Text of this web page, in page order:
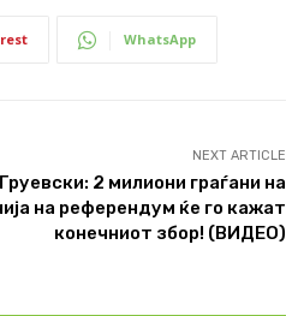
WhatsApp
NEXT ARTICLE
2 милиони граѓани на
на референдум ќе го кажат
конечниот збор! (ВИДЕО)